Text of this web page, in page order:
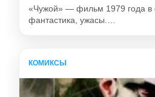
«Чужой» — фильм 1979 года в
фантастика, ужасы.…
КОМИКСЫ